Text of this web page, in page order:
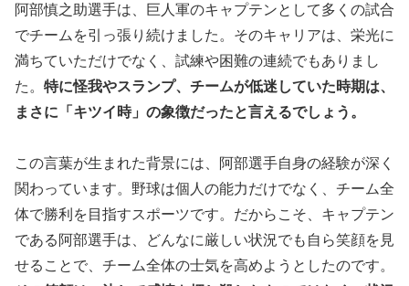
阿部慎之助選手は、巨人軍のキャプテンとして多くの試合
でチームを引っ張り続けました。そのキャリアは、栄光に
満ちていただけでなく、試練や困難の連続でもありまし
た。 特に怪我やスランプ、チームが低迷していた時期は、
まさに「キツイ時」の象徴だったと言えるでしょう。
この言葉が生まれた背景には、阿部選手自身の経験が深く
関わっています。野球は個人の能力だけでなく、チーム全
体で勝利を目指すスポーツです。だからこそ、キャプテン
である阿部選手は、どんなに厳しい状況でも自ら笑顔を見
せることで、チーム全体の士気を高めようとしたのです。